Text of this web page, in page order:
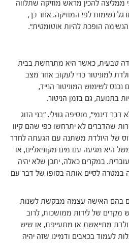
ממליצה להכין מראש מוזיקה שתלווה
נשימות לפי המוזיקה. אחר כך,
הופכת להיות אוטומטית".
טבעית, כאשר היא מתרחשת בבית
למוניטור כדי לעקוב אחר מצב
נכנס לשימוש המוניטור הנייד,
בתנועה, גם בזמן הניטור.
דינמי", מוסיפה גווילי. "בני הזוג
שהדברים לא יתרחשו כפי שהם קיוו
של היולדת משתנה עם הגעתה לחדר
היא מגיעה עם מים מקוניאליים, או
במקרים כאלה, יתכן שלא יהיה
במטרה לסיים אותה בסופו של דבר עם
בהם האישה עצמה מבקשת לשנות
מקרים של לידות ממושכות, לרוב
מתייאשת או מתעייפת, או שיש
לעמוד בכאבים ודמיינו שזה יהיה